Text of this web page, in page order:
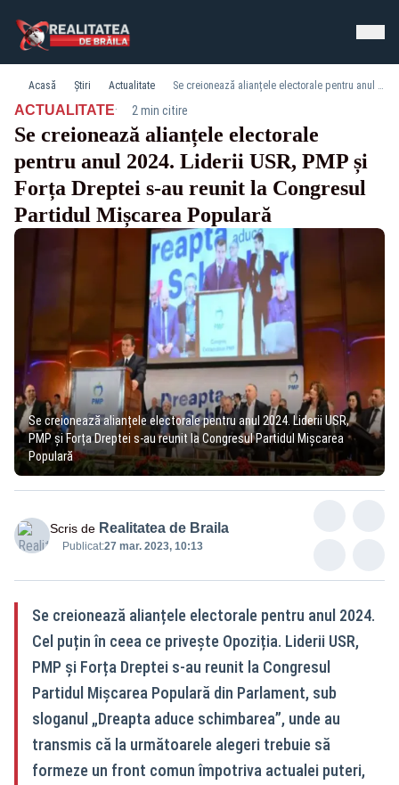
Acasă Știri Actualitate Se creionează alianțele electorale pentru anul 2024. Liderii USR, PMP și Forța Dreptei s-au reunit la Congresul Partidul Mișcarea Populară
ACTUALITATE· 2 min citire
Se creionează alianțele electorale
pentru anul 2024. Liderii USR, PMP și
Forța Dreptei s-au reunit la Congresul
Partidul Mișcarea Populară
Se creionează alianțele electorale pentru anul 2024. Liderii USR,
PMP și Forța Dreptei s-au reunit la Congresul Partidul Mișcarea
Populară
Scris de Realitatea de Braila
Publicat:27 mar. 2023, 10:13
Se creionează alianțele electorale pentru anul 2024.
Cel puțin în ceea ce privește Opoziția. Liderii USR,
PMP și Forța Dreptei s-au reunit la Congresul
Partidul Mișcarea Populară din Parlament, sub
sloganul „Dreapta aduce schimbarea”, unde au
transmis că la următoarele alegeri trebuie să
formeze un front comun împotriva actualei puteri,